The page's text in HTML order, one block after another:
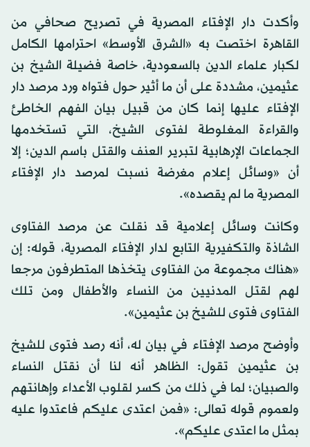
وأكدت دار الإفتاء المصرية في تصريح صحافي من
القاهرة اختصت به «الشرق الأوسط» احترامها الكامل
لكبار علماء الدين بالسعودية، خاصة فضيلة الشيخ بن
عثيمين، مشددة على أن ما أثير حول فتواه ورد مرصد دار
الإفتاء عليها إنما كان من قبيل بيان الفهم الخاطئ
والقراءة المغلوطة لفتوى الشيخ، التي تستخدمها
الجماعات الإرهابية لتبرير العنف والقتل باسم الدين؛ إلا
أن «وسائل إعلام مغرضة نسبت لمرصد دار الإفتاء
المصرية ما لم يقصده».
وكانت وسائل إعلامية قد نقلت عن مرصد الفتاوى
الشاذة والتكفيرية التابع لدار الإفتاء المصرية، قوله: إن
«هناك مجموعة من الفتاوى يتخذها المتطرفون مرجعا
لهم لقتل المدنيين من النساء والأطفال ومن تلك
الفتاوى فتوى للشيخ بن عثيمين».
وأوضح مرصد الإفتاء في بيان له، أنه رصد فتوى للشيخ
بن عثيمين تقول: الظاهر أنه لنا أن نقتل النساء
والصبيان؛ لما في ذلك من كسر لقلوب الأعداء وإهانتهم
ولعموم قوله تعالى: «فمن اعتدى عليكم فاعتدوا عليه
بمثل ما اعتدى عليكم».